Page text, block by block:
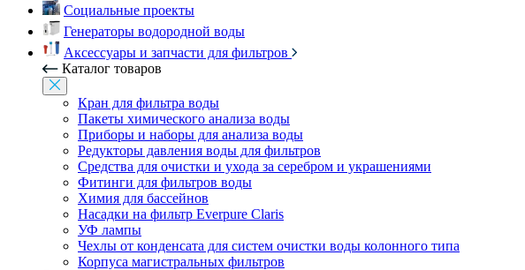
Социальные проекты
Генераторы водородной воды
Аксессуары и запчасти для фильтров
Каталог товаров
Кран для фильтра воды
Пакеты химического анализа воды
Приборы и наборы для анализа воды
Редукторы давления воды для фильтров
Средства для очистки и ухода за серебром и украшениями
Фитинги для фильтров воды
Химия для бассейнов
Насадки на фильтр Everpure Claris
УФ лампы
Чехлы от конденсата для систем очистки воды колонного типа
Корпуса магистральных фильтров